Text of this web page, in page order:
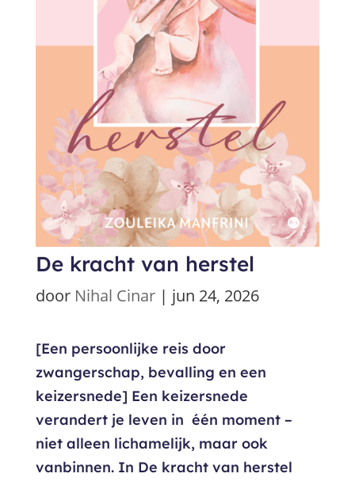
De kracht van herstel
door Nihal Cinar| jun 24, 2026
[Een persoonlijke reis door
zwangerschap, bevalling en een
keizersnede] Een keizersnede
verandert je leven in één moment –
niet alleen lichamelijk, maar ook
vanbinnen. In De kracht van herstel